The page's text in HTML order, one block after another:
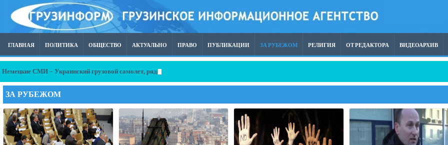
ГЛАВНАЯ ПОЛИТИКА ОБЩЕСТВО АКТУАЛЬНО ПРАВО ПУБЛИКАЦИИ ЗА РУБЕЖОМ РЕЛИГИЯ ОТ РЕДАКТОРА ВИДЕОАРХИВ
Немецкие СМИ – Украинский грузовой самолет, рядом с которым в аэропорту Лейпцига был обнаружен беспилотник, начиненный взрывчаткой, был
ЗА РУБЕЖОМ